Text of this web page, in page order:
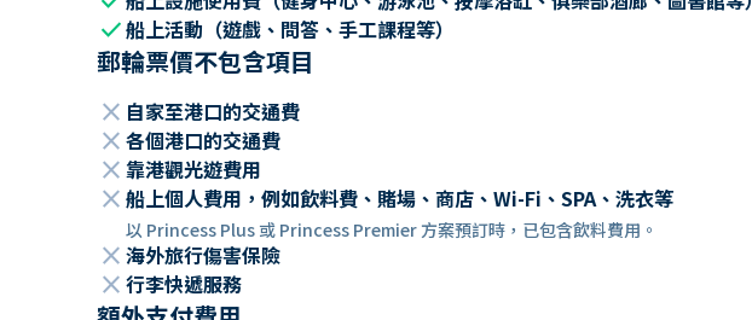
check船上活動（遊戲、問答、手工課程等）
郵輪票價不包含項目
close 自家至港口的交通費
close 各個港口的交通費
close 靠港觀光遊費用
close 船上個人費用，例如飲料費、賭場、商店、Wi-Fi、SPA、洗衣等
以 Princess Plus 或 Princess Premier 方案預訂時，已包含飲料費用。
close 海外旅行傷害保險
close 行李快遞服務